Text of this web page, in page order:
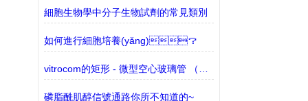
細胞生物學中分子生物試劑的常見類別
如何進行細胞培養(yǎng)？
磷脂酰肌醇信號通路你所不知道的~